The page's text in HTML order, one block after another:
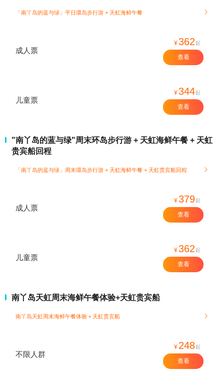
「南丫岛的蓝与绿」平日環岛步行游 + 天虹海鲜午餐 
成人票
¥362 起
查看
儿童票
¥344起
查看
"南丫岛的蓝与绿"周末环岛步行游 + 天虹海鲜午餐 + 天虹
贵宾船回程
「南丫岛的蓝与绿」周末環岛步行游 + 天虹海鲜午餐 + 天虹贵宾船回程 
成人票
¥379起
查看
儿童票
¥362 起
查看
南丫岛天虹周末海鲜午餐体验+天虹贵宾船
南丫岛天虹周末海鲜午餐体验＋天虹贵宾船 
不限人群
¥ 248起
查看